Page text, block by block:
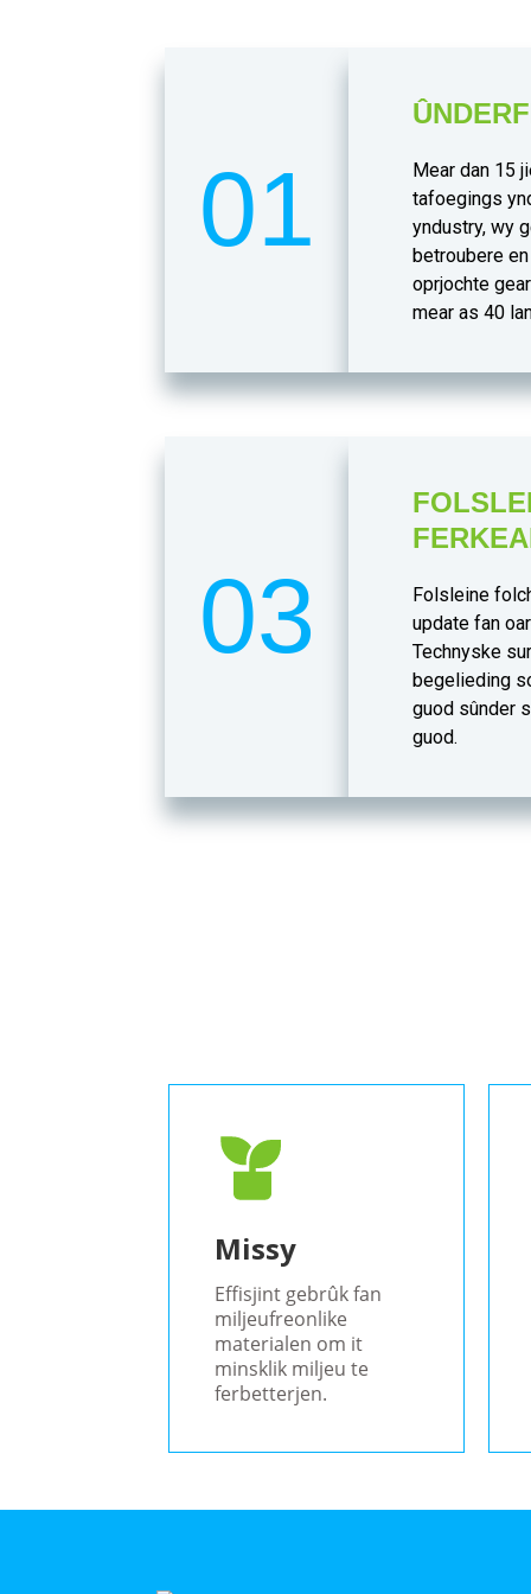
01
Mear dan 15
tafoegings
yndustry, wy
betroubere
oprjochte
mear as 40
03
Folsleine
update fan
Technyske
begelieding
guod sûnder
guod.
Missy
Effisjint gebrûk fan
miljeufreonlike
materialen om it
minsklik miljeu te
ferbetterjen.